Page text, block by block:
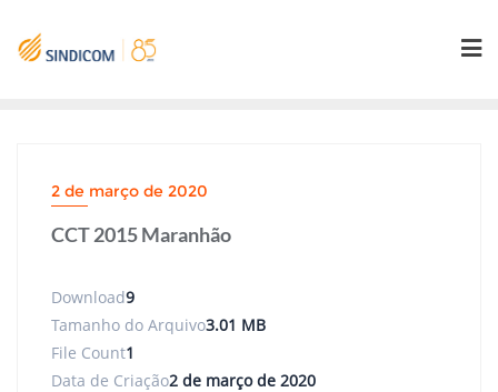
content
2 de março de 2020
CCT 2015 Maranhão
Download9
Tamanho do Arquivo3.01 MB
File Count1
Data de Criação2 de março de 2020